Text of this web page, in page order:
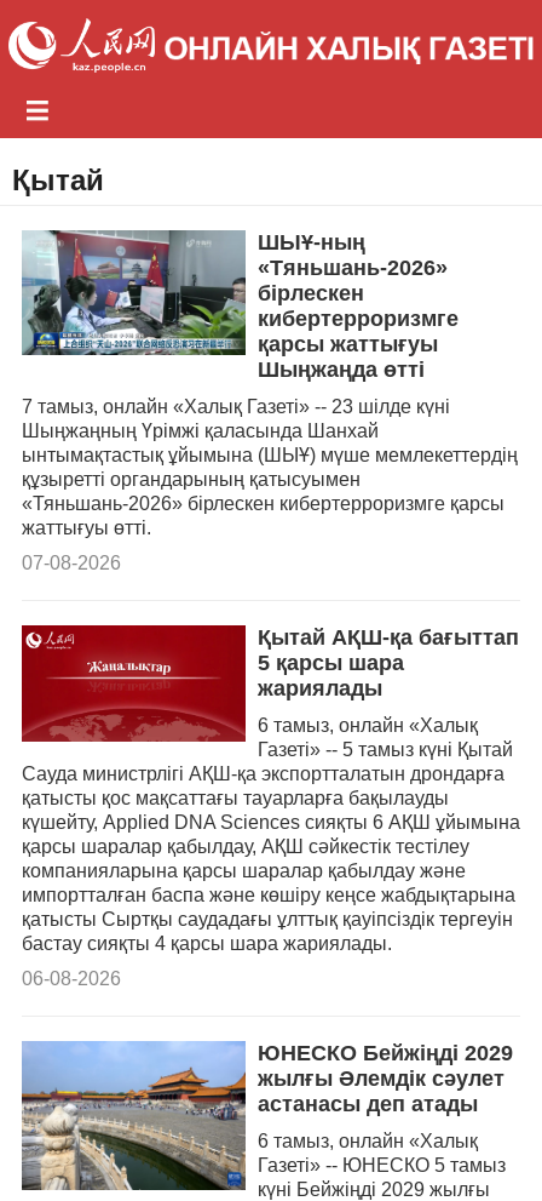
Қытай
ШЫҰ-ның
«Тяньшань-2026»
бірлескен
кибертерроризмге
қарсы жаттығуы
Шыңжаңда өтті
7 тамыз, онлайн «Халық Газеті» -- 23 шілде күні
Шыңжаңның Үрімжі қаласында Шанхай
ынтымақтастық ұйымына (ШЫҰ) мүше мемлекеттердің
құзыретті органдарының қатысуымен
«Тяньшань-2026» бірлескен кибертерроризмге қарсы
жаттығуы өтті.
07-08-2026
Қытай АҚШ-қа бағыттап
5 қарсы шара
жариялады
6 тамыз, онлайн «Халық
Газеті» -- 5 тамыз күні Қытай
Сауда министрлігі АҚШ-қа экспортталатын дрондарға
қатысты қос мақсаттағы тауарларға бақылауды
күшейту, Applied DNA Sciences сияқты 6 АҚШ ұйымына
қарсы шаралар қабылдау, АҚШ сәйкестік тестілеу
компанияларына қарсы шаралар қабылдау және
импортталған баспа және көшіру кеңсе жабдықтарына
қатысты Сыртқы саудадағы ұлттық қауіпсіздік тергеуін
бастау сияқты 4 қарсы шара жариялады.
06-08-2026
ЮНЕСКО Бейжіңді 2029
жылғы Әлемдік сәулет
астанасы деп атады
6 тамыз, онлайн «Халық
Газеті» -- ЮНЕСКО 5 тамыз
күні Бейжіңді 2029 жылғы